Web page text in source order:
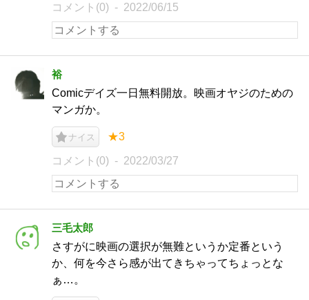
コメント(0) 2022/06/15
裕
Comicデイズ一日無料開放。映画オヤジのための
マンガか。
ナイス ★3
コメント(0) 2022/03/27
三毛太郎
さすがに映画の選択が無難というか定番という
か、何を今さら感が出てきちゃってちょっとな
ぁ…。